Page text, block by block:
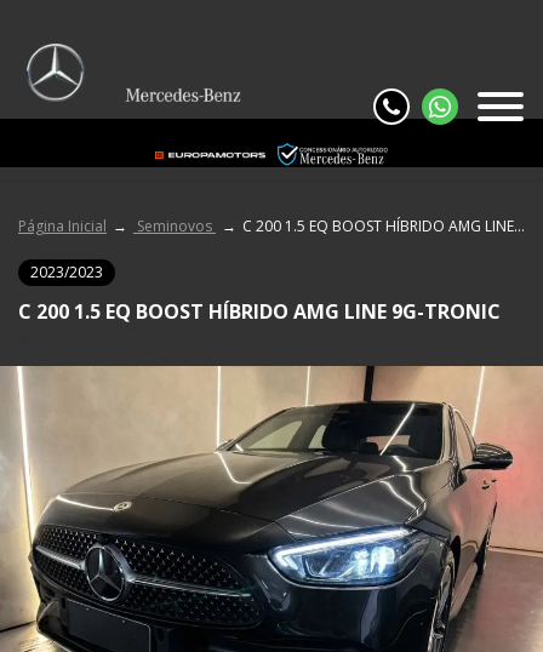
Página Inicial Seminovos C 200 1.5 EQ BOOST HÍBRIDO AMG LINE 9G-TRONIC
2023/2023
C 200 1.5 EQ BOOST HÍBRIDO AMG LINE 9G-TRONIC